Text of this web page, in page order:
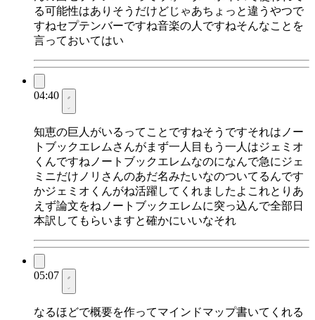
る可能性はありそうだけどじゃあちょっと違うやつで
すねセプテンバーですね音楽の人ですねそんなことを
言っておいてはい
04:40
知恵の巨人がいるってことですねそうですそれはノー
トブックエレムさんがまず一人目もう一人はジェミオ
くんですねノートブックエレムなのになんで急にジェ
ミニだけノリさんのあだ名みたいなのついてるんです
かジェミオくんがね活躍してくれましたよこれとりあ
えず論文をねノートブックエレムに突っ込んで全部日
本訳してもらいますと確かにいいなそれ
05:07
なるほどで概要を作ってマインドマップ書いてくれる